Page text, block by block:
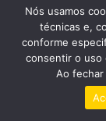
WF
Nós usamos
técnicas e,
conforme
consentir o uso
Ao fechar